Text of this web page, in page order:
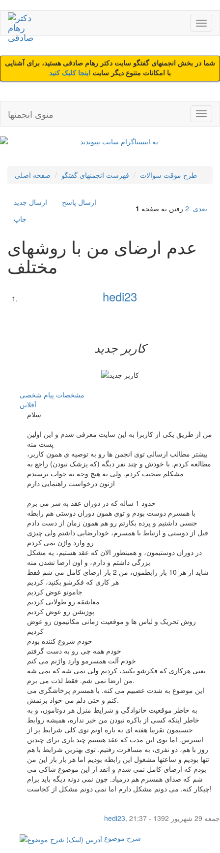
شما در بخش انجمنهای گفتگو سایت دکتر رهام صادقی هستید، برای آشنایی
با امکانات متنوع دیگر سایت اینجا کلیک کنید
منوی انجمنها
صفحه اصلی فهرست انجمنهای گفتگو طرح موقت سوالات
ارسال جديد
ارسال پاسخ
چاپ
رفتن به صفحه 1 2 بعدی
عدم ارضای من با روشهای
مختلف
hedi23
کاربر جدید
مشخصات پیام شخصی
آفلاين
سلام
من از طریق یکی از کاربرا به این سایت معرفی شدم و این اولین
پست منه
بیشتر مطالب ارسالی توی انجمن ها رو به توصیه ی همون کاربر،
مطالعه کردم. با خودش و چند نفر دیگه (که پزشک نبودن) راجع به
مشکلم صحبت کردم. ولی به هیچ وجه به جواب نرسیدم
ازتون درخواست راهنمایی دارم
حدود 1 ساله که در دوران عقد به سر می برم
با همسرم دوست بودم و توی همون دوران دوستی هم رابطه
جنسی داشتیم و پرده بکارتم رو هم همون زمان از دست دادم
قبل از دوستی و ارتباط با همسرم، خودارضایی داشتم ولی چیزی
رو وارد واژن نمی کردم
در دوران دوستیمون، و همینطور الان که عقد هستیم، یه مشکل
بزرگی داشتم و دارم، و اون ارضا نشدن منه
شاید از هر 10 بار رابطمون، من 2 بار ارضای کامل می شم فقط
هر کاری که فکرشو بکنید، کردیم
جامونو عوض کردیم
معاشقه رو طولانی کردیم
پوزیشن رو عوض کردیم
روش تحریک و لباس ها و موقعیت زمانی مکانیمون رو عوض
کردیم
خودم شروع کننده بودم
خودم همه چی رو به دست گرفتم
خودم آلت همسرمو وارد واژنم می کنم
یعنی هرکاری که فکرشو بکنید، کردیم ولی نمی شه که نمی شه
من ارضا نمی شم. فقط لذت می برم.
این موضوع به شدت عصبیم می کنه. با همسرم پرخاشگری می
کنم و حتی دلم می خواد بزنمش.
به خاطر موقعیت خانوادگی و شرایط منزل هر دوتامون، و به
خاطر اینکه کسی از باکره نبودن من خبر نداره، همیشه روابط
جنسیمون تقریبا هفته ای یه باره اونم توی کلی شرایط پر از
استرس. اما توی این مدت که عقد هستیم چند باری برای چندین
روز با هم، دو نفری، به مسافرت رفتیم. توی بهترین شرایط با هم
تنها بودیم و ساعتها مشغول این رابطه بودیم اما هر بار باز این من
بودم که ارضای کامل نمی شدم و انقد از این موضوع شاکی می
شم که صدای همسرم هم درمیاد. چون نمی دونه دیگه باید برام
چیکار کنه. می دونم مشکل دارم اما نمی دونم مشکل از کجاست!
hedi23,
جمعه 29 شهریور 1392 - 21:37
شرح موضوع